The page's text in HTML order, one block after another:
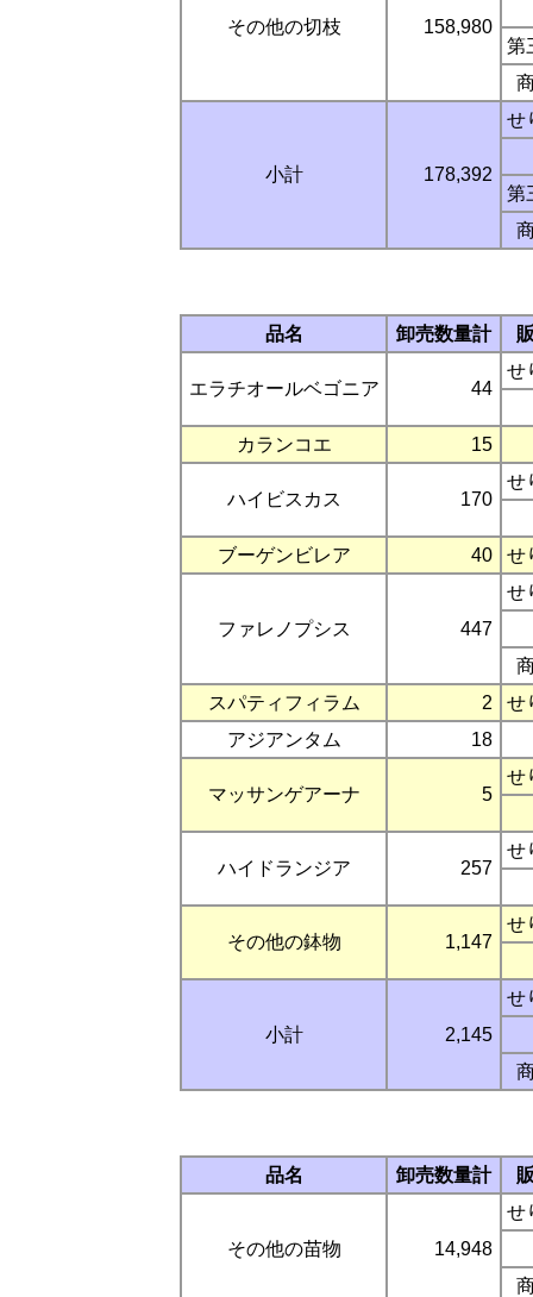
その他の切枝 158,980
第
小計 178,392
せ
第
品名 卸売数量計
エラチオールベゴニア 44
せ
カランコエ 15
ハイビスカス 170
せ
ブーゲンビレア 40 せ
ファレノプシス 447
せ
スパティフィラム
2
せ
アジアンタム
18
マッサンゲアーナ 5
せ
ハイドランジア 257
せ
その他の鉢物 1,147
せ
小計 2,145
せ
品名 卸売数量計
その他の苗物 14,948
せ